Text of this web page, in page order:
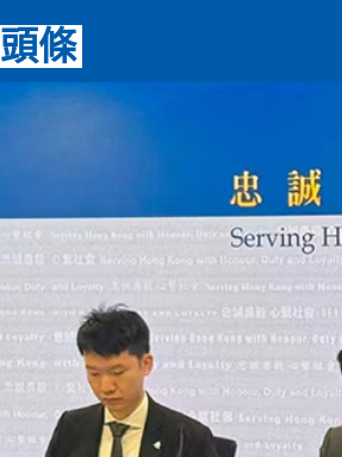
特朗普否認美國彈藥短缺 稱
美股觀望非農數據 道指跌逾百
有片丨孕婦羊水破裂即將臨
東涌巴士撞電單車 巴士司機
有片丨清淡不等於吃素！ 清
頭條